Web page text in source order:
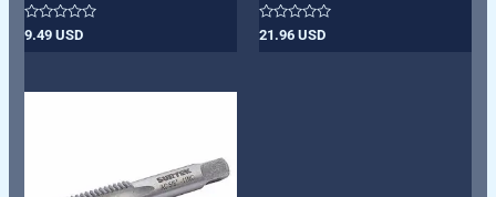
Valorado
9.49USD
Valorado
21.96 USD